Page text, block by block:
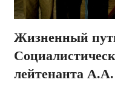
Жизненный
лейтенанта